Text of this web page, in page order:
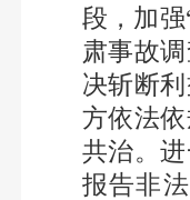
段，加
肃事故
决斩断
方依法
共治。
报告非